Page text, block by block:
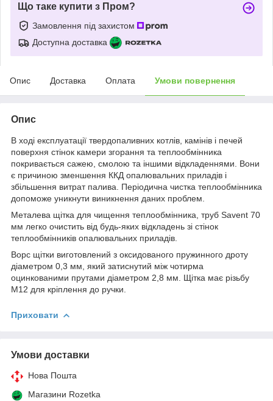
Що таке купити з Пром?
Замовлення під захистом
Доступна доставка
Опис Доставка Оплата Умови повернення
Опис
В ході експлуатації твердопаливних котлів, камінів і печей
поверхня стінок камери згорання та теплообмінника
покривається сажею, смолою та іншими відкладеннями. Вони
є причиною зменшення ККД опалювальних приладів і
збільшення витрат палива. Періодична чистка теплообмінника
допоможе уникнути виникнення даних проблем.
Металева щітка для чищення теплообмінника, труб Savent 70
мм легко очистить від будь-яких відкладень зі стінок
теплообмінників опалювальних приладів.
Ворс щітки виготовлений з оксидованого пружинного дроту
діаметром 0,3 мм, який затиснутий між чотирма
оцинкованими прутами діаметром 2,8 мм. Щітка має різьбу
М12 для кріплення до ручки.
Приховати
Умови доставки
Нова Пошта
Магазини Rozetka